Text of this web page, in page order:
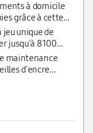
à domicile
grâce à cette
efficace dotée
unique de
jusqu'à 8100
maintenance
d'encre